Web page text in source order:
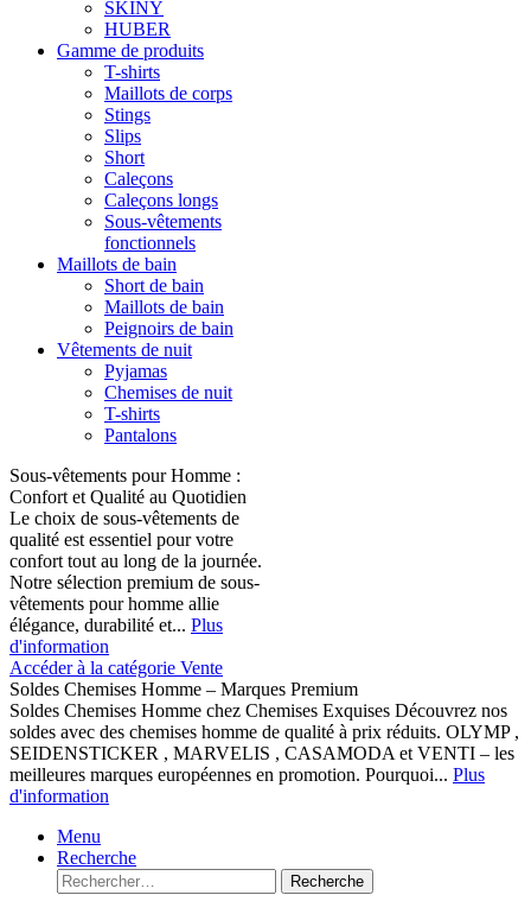
SKINY
HUBER
Gamme de produits
T-shirts
Maillots de corps
Stings
Slips
Short
Caleçons
Caleçons longs
Sous-vêtements
fonctionnels
Maillots de bain
Short de bain
Maillots de bain
Peignoirs de bain
Vêtements de nuit
Pyjamas
Chemises de nuit
T-shirts
Pantalons
Sous-vêtements pour Homme :
Confort et Qualité au Quotidien
Le choix de sous-vêtements de
qualité est essentiel pour votre
confort tout au long de la journée.
Notre sélection premium de sous-
vêtements pour homme allie
élégance, durabilité et... Plus
d'information
Accéder à la catégorie Vente
Soldes Chemises Homme – Marques Premium
Soldes Chemises Homme chez Chemises Exquises Découvrez nos
soldes avec des chemises homme de qualité à prix réduits. OLYMP ,
SEIDENSTICKER , MARVELIS , CASAMODA et VENTI – les
meilleures marques européennes en promotion. Pourquoi... Plus
d'information
Menu
Recherche
Recherche